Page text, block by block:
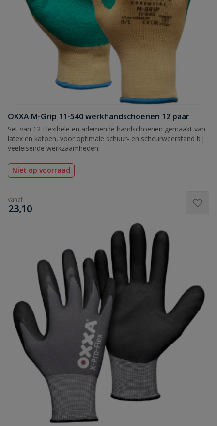
OXXA M-Grip 11-540 werkhandschoenen 12 paar
Set van 12 Flexibele en ademende handschoenen gemaakt van
latex en katoen, voor optimale schuur- en scheurweerstand bij
veeleisende werkzaamheden.
Niet op voorraad
vanaf
€
23,10